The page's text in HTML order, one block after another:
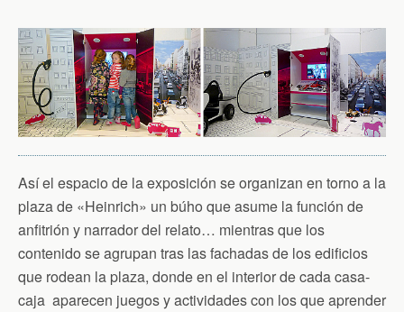
Así el espacio de la exposición se organizan en torno a la
plaza de «Heinrich» un búho que asume la función de
anfitrión y narrador del relato… mientras que los
contenido se agrupan tras las fachadas de los edificios
que rodean la plaza, donde en el interior de cada casa-
caja aparecen juegos y actividades con los que aprender